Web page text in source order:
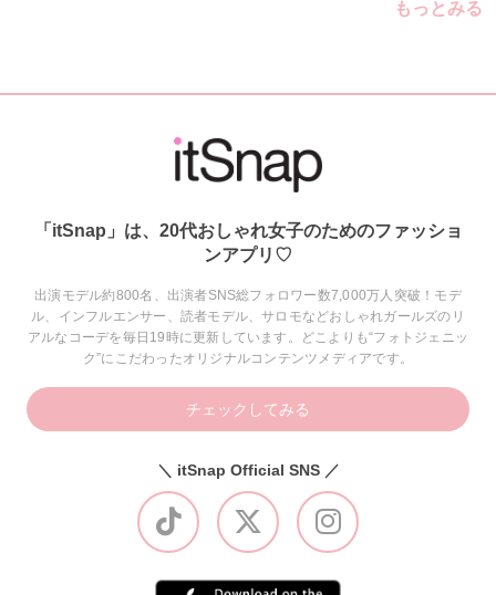
もっとみる
「itSnap」は、20代おしゃれ女子のためのファッショ
ンアプリ♡
出演モデル約800名、出演者SNS総フォロワー数7,000万人突破！モデ
ル、インフルエンサー、読者モデル、サロモなどおしゃれガールズのリ
アルなコーデを毎日19時に更新しています。どこよりも“フォトジェニッ
ク”にこだわったオリジナルコンテンツメディアです。
チェックしてみる
＼ itSnap Official SNS ／